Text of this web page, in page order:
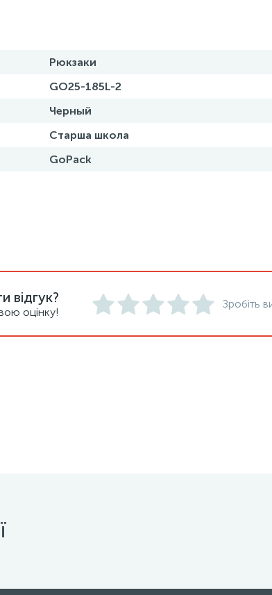
Рюкзаки
GO25-185L-2
Черный
Старша школа
GoPack
відгук?
оцінку!
Зробіть